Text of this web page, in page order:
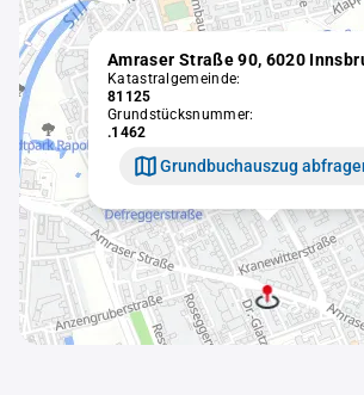
Amraser Straße 90, 6020
Katastralgemeinde:
81125
Grundstücksnummer:
.1462
Grundbuchauszug